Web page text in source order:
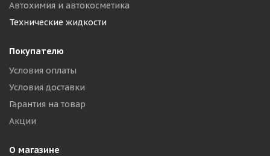
Автохимия и автокосметика
Технические жидкости
Покупателю
Условия оплаты
Условия доставки
Гарантия на товар
Акции
О магазине